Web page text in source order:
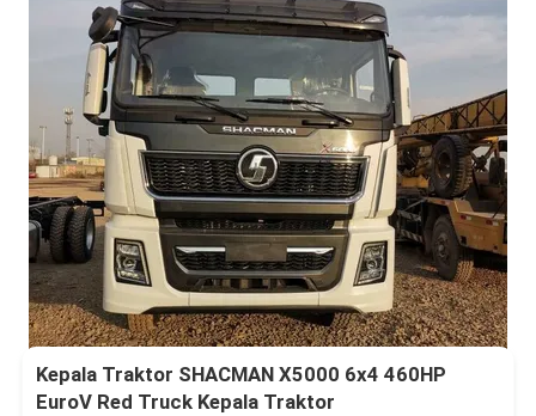
Kepala Traktor SHACMAN X5000 6x4 460HP
EuroV Red Truck Kepala Traktor